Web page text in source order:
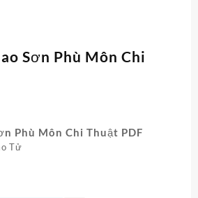
Sơn Phù Môn Chi
Phù Môn Chi Thuật PDF
Tử